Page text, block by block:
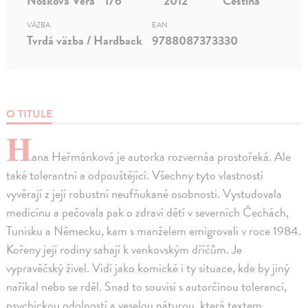
O TITULE
Hana Heřmánková je autorka rozvernáa prostořeká. Ale
také tolerantní a odpouštějící. Všechny tyto vlastnosti
vyvěrají z její robustní neufňukané osobnosti. Vystudovala
medicínu a pečovala pak o zdraví dětí v severních Čechách,
Tunisku a Německu, kam s manželem emigrovali v roce 1984.
Kořeny její rodiny sahají k venkovským dříčům. Je
vypravěčský živel. Vidí jako komické i ty situace, kde by jiný
naříkal nebo se rděl. Snad to souvisí s autorčinou tolerancí,
VÄZBA
Tvrdá väzba / Hardback
EAN
9788087373330